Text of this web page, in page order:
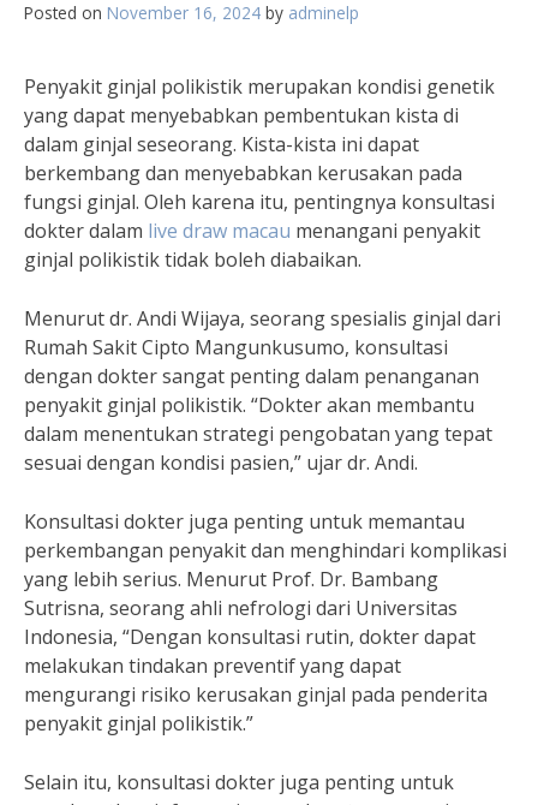
Posted on November 16, 2024 by adminelp
Penyakit ginjal polikistik merupakan kondisi genetik
yang dapat menyebabkan pembentukan kista di
dalam ginjal seseorang. Kista-kista ini dapat
berkembang dan menyebabkan kerusakan pada
fungsi ginjal. Oleh karena itu, pentingnya konsultasi
dokter dalam live draw macau menangani penyakit
ginjal polikistik tidak boleh diabaikan.
Menurut dr. Andi Wijaya, seorang spesialis ginjal dari
Rumah Sakit Cipto Mangunkusumo, konsultasi
dengan dokter sangat penting dalam penanganan
penyakit ginjal polikistik. “Dokter akan membantu
dalam menentukan strategi pengobatan yang tepat
sesuai dengan kondisi pasien,” ujar dr. Andi.
Konsultasi dokter juga penting untuk memantau
perkembangan penyakit dan menghindari komplikasi
yang lebih serius. Menurut Prof. Dr. Bambang
Sutrisna, seorang ahli nefrologi dari Universitas
Indonesia, “Dengan konsultasi rutin, dokter dapat
melakukan tindakan preventif yang dapat
mengurangi risiko kerusakan ginjal pada penderita
penyakit ginjal polikistik.”
Selain itu, konsultasi dokter juga penting untuk